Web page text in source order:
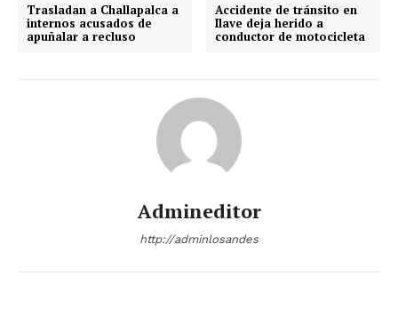
Trasladan a Challapalca a
internos acusados de
apuñalar a recluso
Accidente de tránsito en
Ilave deja herido a
conductor de motocicleta
Admineditor
http://adminlosandes